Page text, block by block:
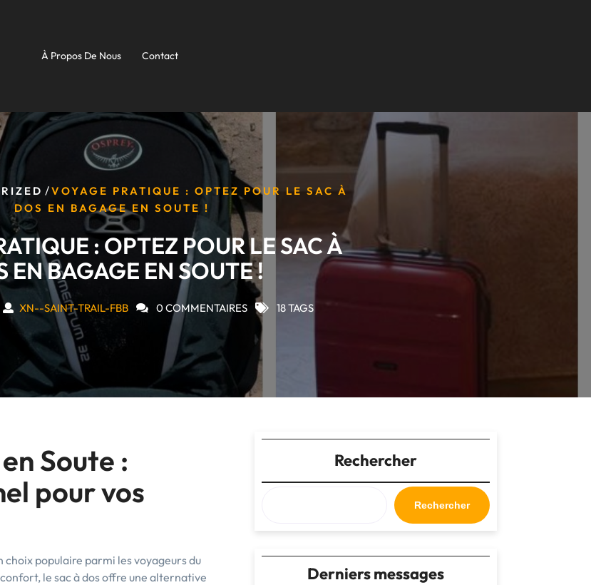
À Propos De Nous Contact
/VOYAGE PRATIQUE : OPTEZ POUR LE SAC À
DOS EN BAGAGE EN SOUTE !
: OPTEZ POUR LE SAC À
EN BAGAGE EN SOUTE !
XN--SAINT-TRAIL-FBB 0 COMMENTAIRES 18 TAGS
Soute :
pour vos
choix populaire parmi les voyageurs du
le sac à dos offre une alternative
Rechercher
Rechercher
Derniers messages